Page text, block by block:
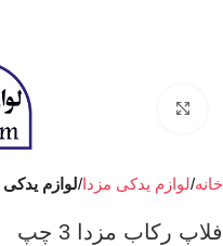
برای بزرگنمایی کلیک
خانه لوازم یدکی مزدا لوازم یدکی
فلاپ رکاب مزدا 3 چپ